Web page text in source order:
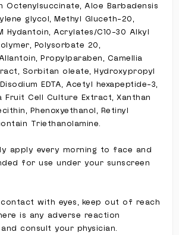
Octenylsuccinate, Aloe Barbadensis
glycol, Methyl Gluceth-20,
Hydantoin, Acrylates/C10-30 Alkyl
Polysorbate 20,
Propylparaben, Camellia
Sorbitan oleate, Hydroxypropyl
EDTA, Acetyl hexapeptide-3,
Fruit Cell Culture Extract, Xanthan
Phenoxyethanol, Retinyl
Triethanolamine.
apply every morning to face and
for use under your sunscreen
contact with eyes, keep out of reach
is any adverse reaction
consult your physician.